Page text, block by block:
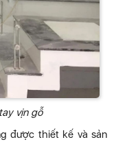
vịn gỗ
được thiết kế và sản